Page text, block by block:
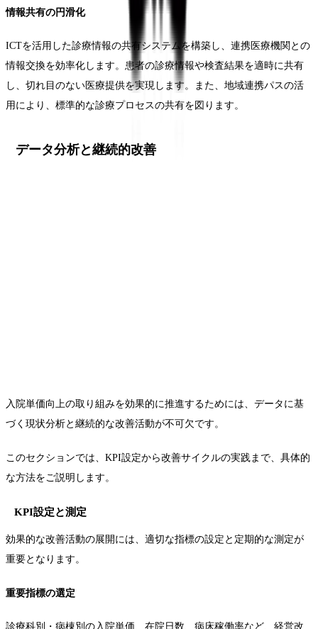
情報共有の円滑化
ICTを活用した診療情報の共有システムを構築し、連携医療機関との
情報交換を効率化します。患者の診療情報や検査結果を適時に共有
し、切れ目のない医療提供を実現します。また、地域連携パスの活
用により、標準的な診療プロセスの共有を図ります。
データ分析と継続的改善
入院単価向上の取り組みを効果的に推進するためには、データに基
づく現状分析と継続的な改善活動が不可欠です。
このセクションでは、KPI設定から改善サイクルの実践まで、具体的
な方法をご説明します。
KPI設定と測定
効果的な改善活動の展開には、適切な指標の設定と定期的な測定が
重要となります。
重要指標の選定
診療科別・病棟別の入院単価、在院日数、病床稼働率など、経営改